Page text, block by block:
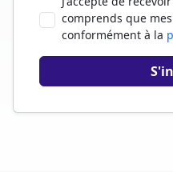
comprends que
conformément à la